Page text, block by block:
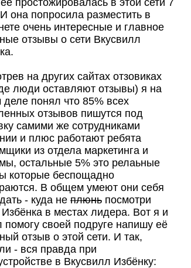
простожировалась в этой сети 7
она попросила разместить в
очень интересные и главное
отзывы о сети Вкусвилл
на других сайтах отзовиках
люди оставляют отзывы) я на
понял что 85% всех
отзывов пишутся под
самими же сотрудниками
и плюс работают ребята
из отдела маркетинга и
остальные 5% это релаьные
которые беспощадно
В общем умеют они себя
- куда не плюнь посмотри
в местах лидера. Вот я и
своей подруге напишу её
отзыв о этой сети. И так,
- вся правда при
в Вкусвилл Избёнку: